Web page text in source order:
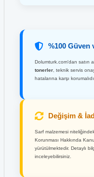
%100 Güven
Dolumturk.com'dan satın
tonerler , teknik servis
hatalarına karşı
Değişim &
Sarf malzemesi
Korunması Hakkında
yürütülmektedir. Detaylı
inceleyebilirsiniz.